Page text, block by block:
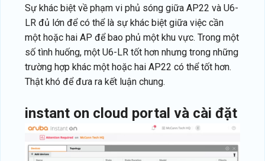
Sự khác biệt về phạm vi phủ sóng giữa AP22 và U6-
LR đủ lớn để có thể là sự khác biệt giữa việc cần
một hoặc hai AP để bao phủ một khu vực. Trong một
số tình huống, một U6-LR tốt hơn nhưng trong những
trường hợp khác một hoặc hai AP22 có thể tốt hơn.
Thật khó để đưa ra kết luận chung.
instant on cloud portal và cài đặt